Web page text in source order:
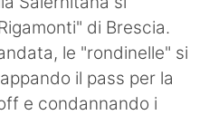
di Brescia.
le "rondinelle" si
il pass per la
e condannando i